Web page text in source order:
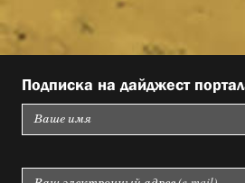
Подписка на дайджест